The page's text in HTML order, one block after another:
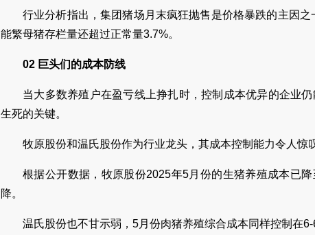
行业分析指出，集团猪场月末疯狂抛售是价格暴跌的主因
能繁母猪存栏量还超过正常量3.7%。
02 巨头们的成本防线
当大多数养殖户在盈亏线上挣扎时，控制成本优异的企业
生死的关键。
牧原股份和温氏股份作为行业龙头，其成本控制能力令人惊
根据公开数据，牧原股份2025年5月份的生猪养殖成本已
降。
温氏股份也不甘示弱，5月份肉猪养殖综合成本同样控制在6-